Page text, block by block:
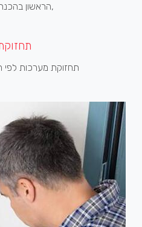
הראשון בהכנת מערכת המתזים,
תחזוקת מערכות לפי תקן